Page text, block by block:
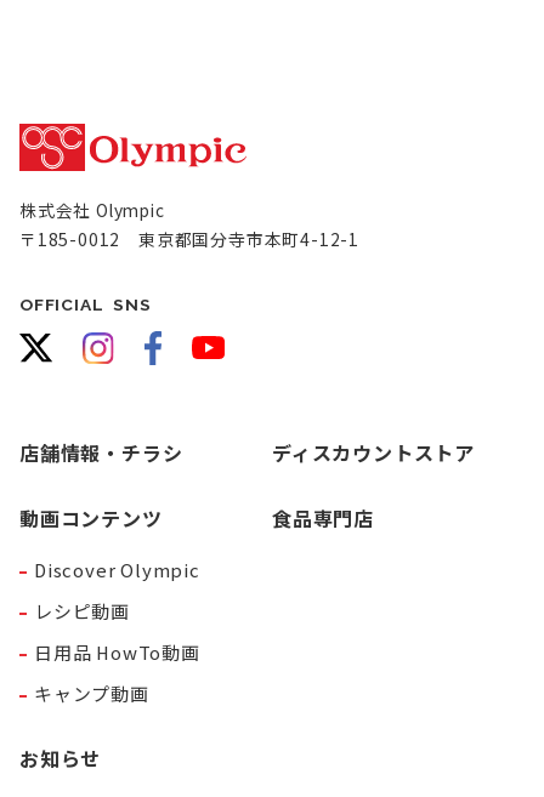
株式会社 Olympic
〒185-0012 東京都国分寺市本町4-12-1
OFFICIAL SNS
店舗情報・チラシ
動画コンテンツ
Discover Olympic
レシピ動画
日用品 HowTo動画
キャンプ動画
お知らせ
ディスカウントストア
食品専門店